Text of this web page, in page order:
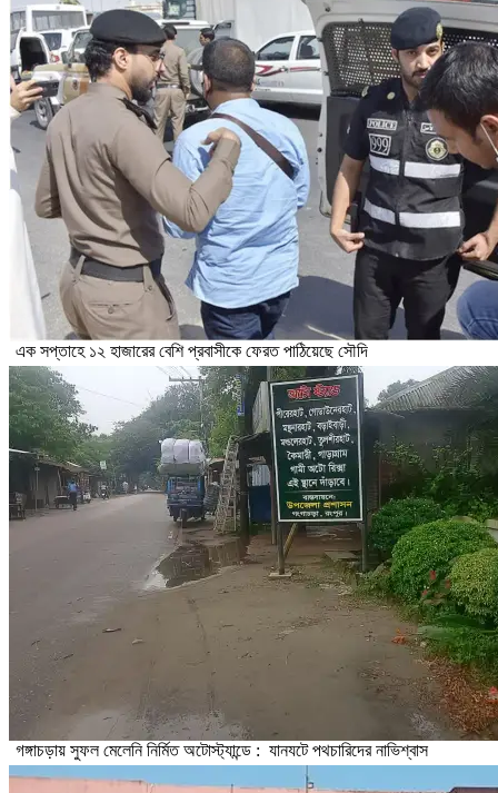
এক সপ্তাহে ১২ হাজারের বেশি প্রবাসীকে ফেরত পাঠিয়েছে সৌদি
গঙ্গাচড়ায় সুফল মেলেনি নির্মিত অটোস্ট্যান্ডে : যানযটে পথচারিদের নাভিশ্বাস